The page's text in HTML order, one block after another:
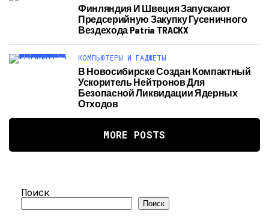
Финляндия И Швеция Запускают
Предсерийную Закупку Гусеничного
Вездехода Patria TRACKX
КОМПЬЮТЕРЫ И ГАДЖЕТЫ
В Новосибирске Создан Компактный
Ускоритель Нейтронов Для
Безопасной Ликвидации Ядерных
Отходов
MORE POSTS
Поиск
Поиск